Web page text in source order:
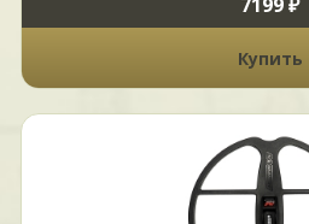
Купить